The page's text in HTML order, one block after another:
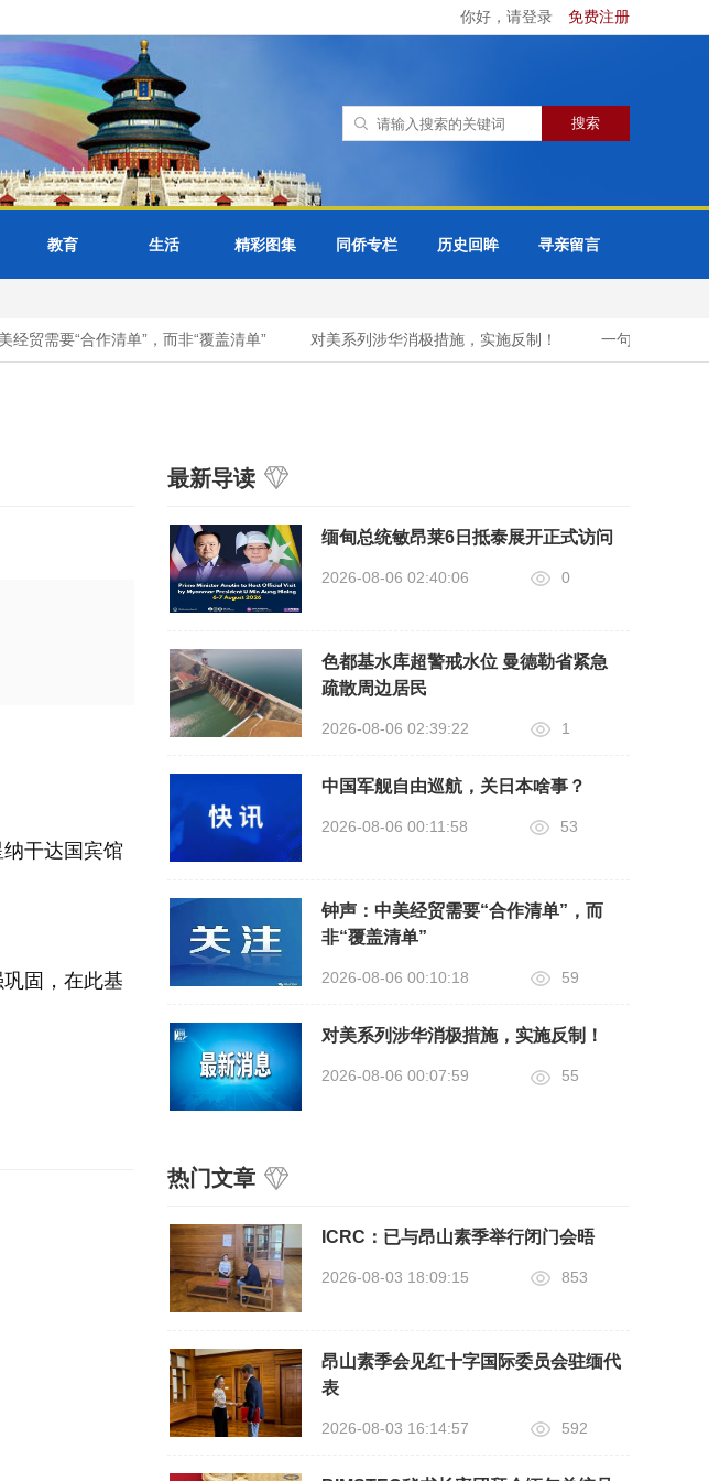
你好，请登录 免费注册
教育 生活 精彩图集 同侨专栏 历史回眸 寻亲留言
经贸需要“合作清单”，而非“覆盖清单” 对美系列涉华消极措施，实施反制！ 一句“苍蝇碰壁
干达国宾馆
固，在此基
最新导读
缅甸总统敏昂莱6日抵泰展开正式访问
2026-08-06 02:40:06 0
色都基水库超警戒水位 曼德勒省紧急
疏散周边居民
2026-08-06 02:39:22 1
中国军舰自由巡航，关日本啥事？
2026-08-06 00:11:58 53
钟声：中美经贸需要“合作清单”，而
非“覆盖清单”
2026-08-06 00:10:18 59
对美系列涉华消极措施，实施反制！
2026-08-06 00:07:59 55
热门文章
ICRC：已与昂山素季举行闭门会晤
2026-08-03 18:09:15 853
昂山素季会见红十字国际委员会驻缅代
表
2026-08-03 16:14:57 592